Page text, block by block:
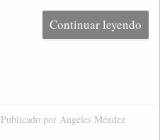
Continuar leyendo
Publicado por Ángeles Méndez